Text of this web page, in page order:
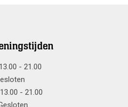
- 21.00
- 21.00